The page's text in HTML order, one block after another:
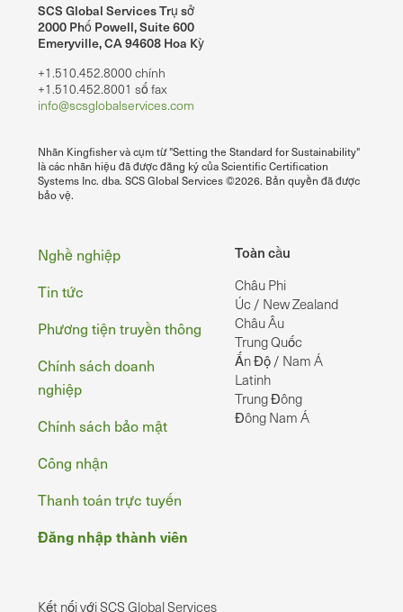
SCS Global Services Trụ sở
2000 Phố Powell, Suite 600
Emeryville, CA 94608 Hoa Kỳ
+1.510.452.8000 chính
+1.510.452.8001 số fax
info@scsglobalservices.com
Nhãn Kingfisher và cụm từ "Setting the Standard for Sustainability"
là các nhãn hiệu đã được đăng ký của Scientific Certification
Systems Inc. dba. SCS Global Services ©2026. Bản quyền đã được
bảo vệ.
Toàn cầu
Châu Phi
Úc / New Zealand
Châu Âu
Trung Quốc
Ấn Độ / Nam Á
Latinh
Trung Đông
Đông Nam Á
Chân
Nghề nghiệp
Tin tức
Phương tiện truyền thông
Chính sách doanh
nghiệp
Chính sách bảo mật
Công nhận
Thanh toán trực tuyến
Đăng nhập thành viên
Kết nối với SCS Global Services